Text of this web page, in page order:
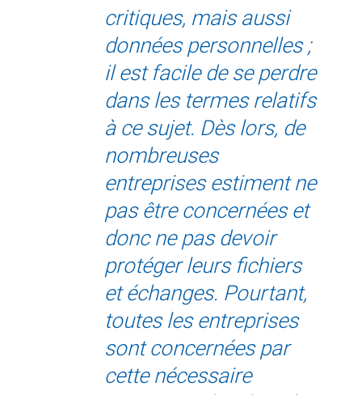
critiques, mais aussi
données personnelles ;
il est facile de se perdre
dans les termes relatifs
à ce sujet. Dès lors, de
nombreuses
entreprises estiment ne
pas être concernées et
donc ne pas devoir
protéger leurs fichiers
et échanges. Pourtant,
toutes les entreprises
sont concernées par
cette nécessaire